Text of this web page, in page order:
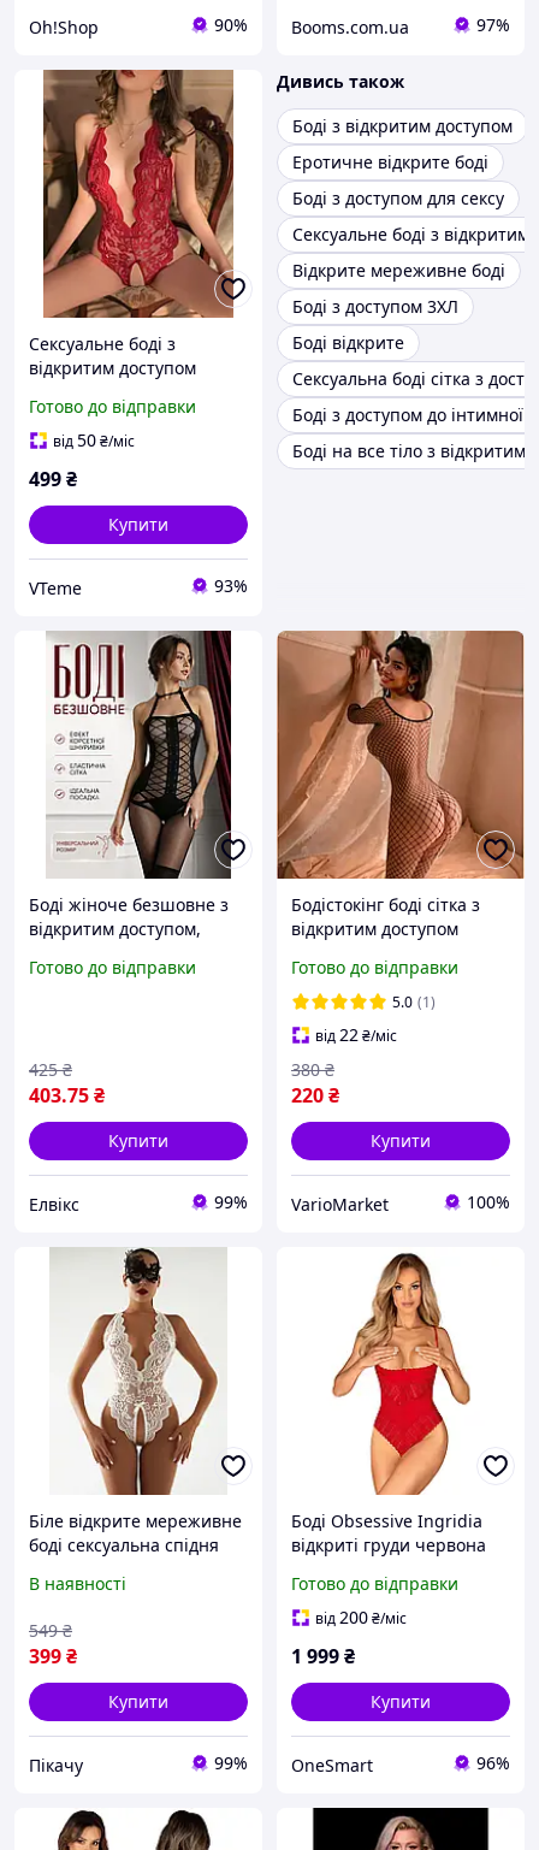
Oh!Shop 90% Booms.com.ua 97%
Сексуальне боді з
відкритим доступом
Готово до відправки
від50₴/міс
499₴
Купити
VTeme 93%
Дивись також
Боді з відкритим доступом
Еротичне відкрите боді
Боді з доступом для сексу
Сексуальне боді з відкритим
Відкрите мереживне боді
Боді з доступом 3ХЛ
Боді відкрите
Сексуальна боді сітка з
Боді з доступом до інтимної
Боді на все тіло з відкритим
Боді жіноче безшовне з
відкритим доступом,
шнурівки, відкритою
Готово до відправки
403.75₴
425 ₴
Купити
Елвікс 99%
Бодістокінг боді сітка з
відкритим доступом
інтимним вирізом Vario
Market
Готово до відправки
5.0 (1)
від22₴/міс
220₴
380 ₴
Купити
VarioMarket 100%
Біле відкрите мереживне
боді сексуальна спідня
зустрічей (P18030)
В наявності
399₴
549 ₴
Купити
Пікачу 99%
Боді Obsessive Ingridia
відкриті груди червона
романтичних зустрічей з
доступом
Готово до відправки
від200₴/міс
1 999₴
Купити
OneSmart 96%